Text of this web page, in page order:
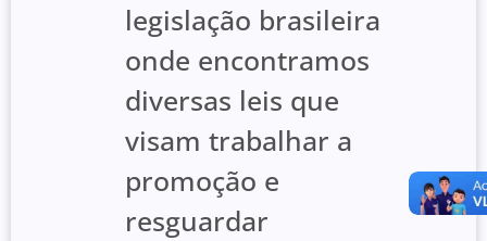
legislação brasileira
onde encontramos
diversas leis que
visam trabalhar a
promoção e
resguardar